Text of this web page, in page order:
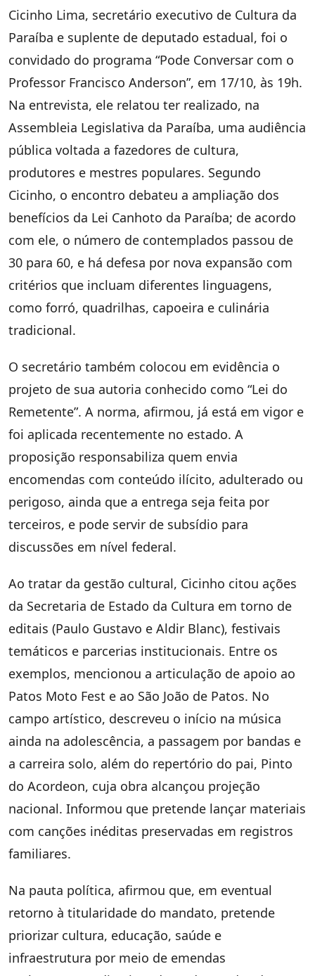
Cicinho Lima, secretário executivo de Cultura da
Paraíba e suplente de deputado estadual, foi o
convidado do programa “Pode Conversar com o
Professor Francisco Anderson”, em 17/10, às 19h.
Na entrevista, ele relatou ter realizado, na
Assembleia Legislativa da Paraíba, uma audiência
pública voltada a fazedores de cultura,
produtores e mestres populares. Segundo
Cicinho, o encontro debateu a ampliação dos
benefícios da Lei Canhoto da Paraíba; de acordo
com ele, o número de contemplados passou de
30 para 60, e há defesa por nova expansão com
critérios que incluam diferentes linguagens,
como forró, quadrilhas, capoeira e culinária
tradicional.
O secretário também colocou em evidência o
projeto de sua autoria conhecido como “Lei do
Remetente”. A norma, afirmou, já está em vigor e
foi aplicada recentemente no estado. A
proposição responsabiliza quem envia
encomendas com conteúdo ilícito, adulterado ou
perigoso, ainda que a entrega seja feita por
terceiros, e pode servir de subsídio para
discussões em nível federal.
Ao tratar da gestão cultural, Cicinho citou ações
da Secretaria de Estado da Cultura em torno de
editais (Paulo Gustavo e Aldir Blanc), festivais
temáticos e parcerias institucionais. Entre os
exemplos, mencionou a articulação de apoio ao
Patos Moto Fest e ao São João de Patos. No
campo artístico, descreveu o início na música
ainda na adolescência, a passagem por bandas e
a carreira solo, além do repertório do pai, Pinto
do Acordeon, cuja obra alcançou projeção
nacional. Informou que pretende lançar materiais
com canções inéditas preservadas em registros
familiares.
Na pauta política, afirmou que, em eventual
retorno à titularidade do mandato, pretende
priorizar cultura, educação, saúde e
infraestrutura por meio de emendas